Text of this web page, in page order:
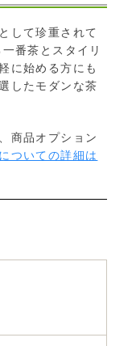
して珍重されて
番茶とスタイリ
に始める方にも
したモダンな茶
商品オプション
ついての詳細は